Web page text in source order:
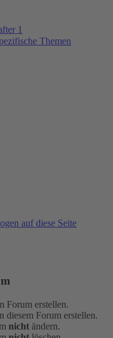
1
Themen
auf diese Seite
Forum erstellen.
diesem Forum erstellen.
nicht ändern.